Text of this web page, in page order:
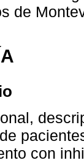
de
con